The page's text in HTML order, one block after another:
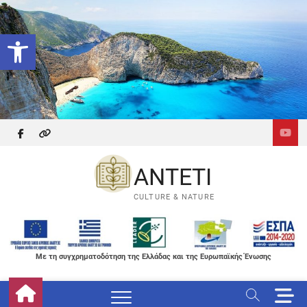
Ανοίξτε τη γραμμή εργαλείων
Skip
to
content
facebook
themefreesia
ANTETI
CULTURE & NATURE
Με τη συγχρηματοδότηση της Ελλάδας και της Ευρωπαϊκής Ένωσης
M
e